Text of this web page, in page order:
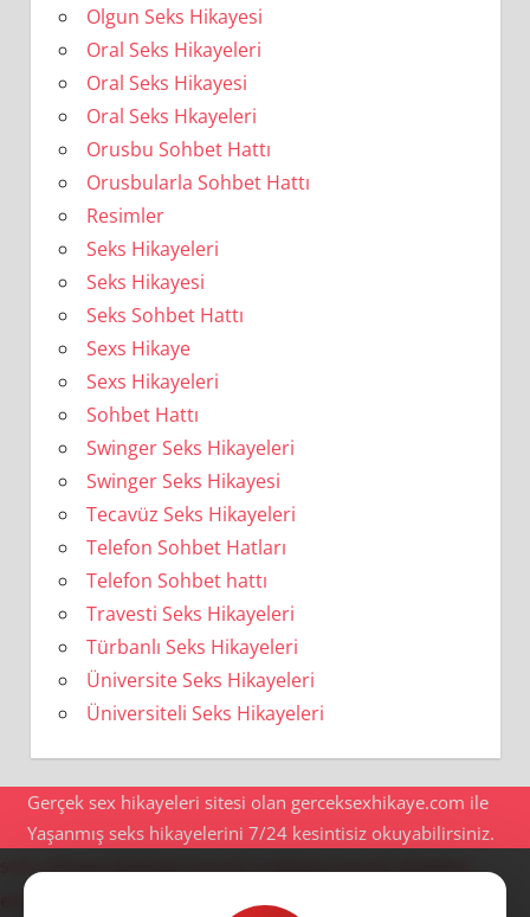
Olgun Seks Hikayesi
Oral Seks Hikayeleri
Oral Seks Hikayesi
Oral Seks Hkayeleri
Orusbu Sohbet Hattı
Orusbularla Sohbet Hattı
Resimler
Seks Hikayeleri
Seks Hikayesi
Seks Sohbet Hattı
Sexs Hikaye
Sexs Hikayeleri
Sohbet Hattı
Swinger Seks Hikayeleri
Swinger Seks Hikayesi
Tecavüz Seks Hikayeleri
Telefon Sohbet Hatları
Telefon Sohbet hattı
Travesti Seks Hikayeleri
Türbanlı Seks Hikayeleri
Üniversite Seks Hikayeleri
Üniversiteli Seks Hikayeleri
Gerçek sex hikayeleri sitesi olan gerceksexhikaye.com ile
Yaşanmış seks hikayelerini 7/24 kesintisiz okuyabilirsiniz.
seks hikayegöztepe escortmaltepe escortataşehir
anadolu yakası escortümraniye escort